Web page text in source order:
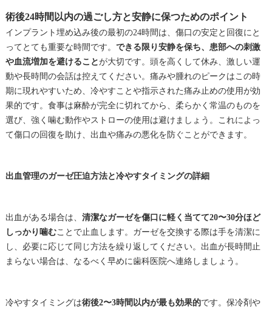
術後24時間以内の過ごし方と安静に保つためのポイント
インプラント埋め込み後の最初の24時間は、傷口の安定と回復にと
ってとても重要な時間です。 できる限り安静を保ち、患部への刺激
や血流増加を避けることが大切です。頭を高くして休み、激しい運
動や長時間の会話は控えてください。痛みや腫れのピークはこの時
期に現れやすいため、冷やすことや指示された痛み止めの使用が効
果的です。食事は麻酔が完全に切れてから、柔らかく常温のものを
選び、強く噛む動作やストローの使用は避けましょう。これによっ
て傷口の回復を助け、出血や痛みの悪化を防ぐことができます。
出血管理のガーゼ圧迫方法と冷やすタイミングの詳細
出血がある場合は、 清潔なガーゼを傷口に軽く当てて20〜30分ほど
しっかり噛むことで止血します。ガーゼを交換する際は手を清潔に
し、必要に応じて同じ方法を繰り返してください。出血が長時間止
まらない場合は、なるべく早めに歯科医院へ連絡しましょう。
冷やすタイミングは術後2〜3時間以内が最も効果的です。保冷剤や